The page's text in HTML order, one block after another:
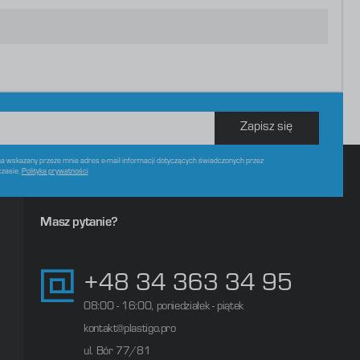
Zapisz się
wskazany przeze mnie adres e-mail informacji dotyczących świadczonych przez
Polityka prywatności
Masz pytanie?
+48 34 363 34 95
08:00 - 16:00, poniedziałek - piątek
kontakt@plastigo.pro
ul. Bór 77/81